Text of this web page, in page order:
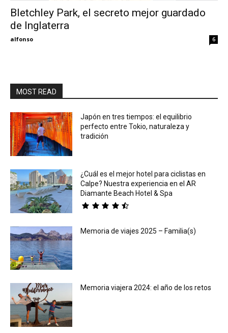
Bletchley Park, el secreto mejor guardado
de Inglaterra
alfonso 6
MOST READ
Japón en tres tiempos: el equilibrio
perfecto entre Tokio, naturaleza y
tradición
¿Cuál es el mejor hotel para ciclistas en
Calpe? Nuestra experiencia en el AR
Diamante Beach Hotel & Spa
Memoria de viajes 2025 – Familia(s)
Memoria viajera 2024: el año de los retos